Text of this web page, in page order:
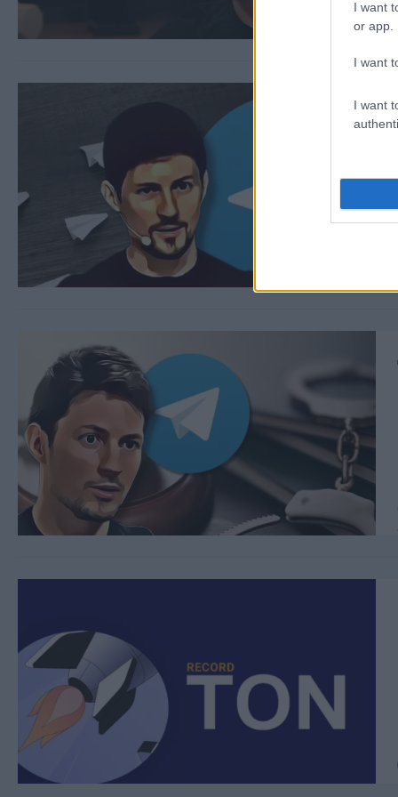
I want
or app.
I want
I want